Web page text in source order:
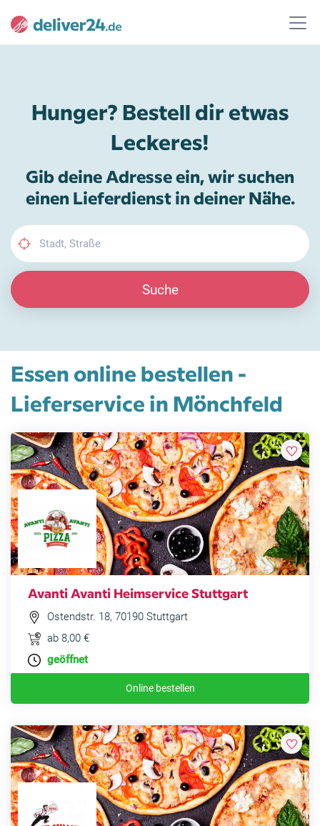
Hunger? Bestell dir etwas
Leckeres!
Gib deine Adresse ein, wir suchen
einen Lieferdienst in deiner Nähe.
Suche
Essen online bestellen -
Lieferservice in Mönchfeld
Avanti Avanti Heimservice Stuttgart
Ostendstr. 18, 70190 Stuttgart
ab 8,00 €
geöffnet
Online bestellen